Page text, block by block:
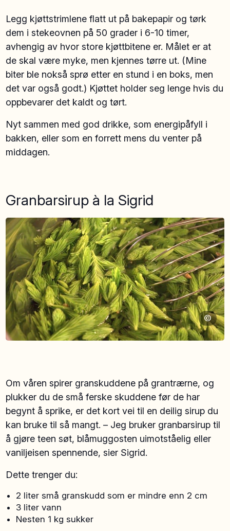
Legg kjøttstrimlene flatt ut på bakepapir og tørk
dem i stekeovnen på 50 grader i 6-10 timer,
avhengig av hvor store kjøttbitene er. Målet er at
de skal være myke, men kjennes tørre ut. (Mine
biter ble nokså sprø etter en stund i en boks, men
det var også godt.) Kjøttet holder seg lenge hvis du
oppbevarer det kaldt og tørt.
Nyt sammen med god drikke, som energipåfyll i
bakken, eller som en forrett mens du venter på
middagen.
Granbarsirup à la Sigrid
©
Om våren spirer granskuddene på grantrærne, og
plukker du de små ferske skuddene før de har
begynt å sprike, er det kort vei til en deilig sirup du
kan bruke til så mangt. – Jeg bruker granbarsirup til
å gjøre teen søt, blåmuggosten uimotståelig eller
vaniljeisen spennende, sier Sigrid.
Dette trenger du:
2 liter små granskudd som er mindre enn 2 cm
3 liter vann
Nesten 1 kg sukker